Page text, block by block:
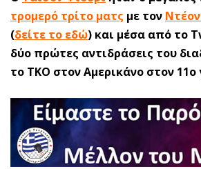
τρομερό τρίτο ματς με τον
(δείτε το εδώ) και μέσα από το
δύο πρώτες αντιδράσεις του
το ΤΚΟ στον Αμερικάνο στον 11ο